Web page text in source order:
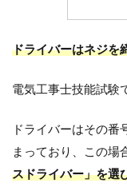
ドライバーはネジを
電気工事士技能試験
ドライバーはその
まっており、この場
スドライバー」を選